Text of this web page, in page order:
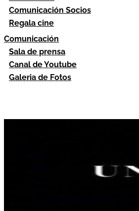
Comunicación Socios
Regala cine
Comunicación
Sala de prensa
Canal de Youtube
Galeria de Fotos